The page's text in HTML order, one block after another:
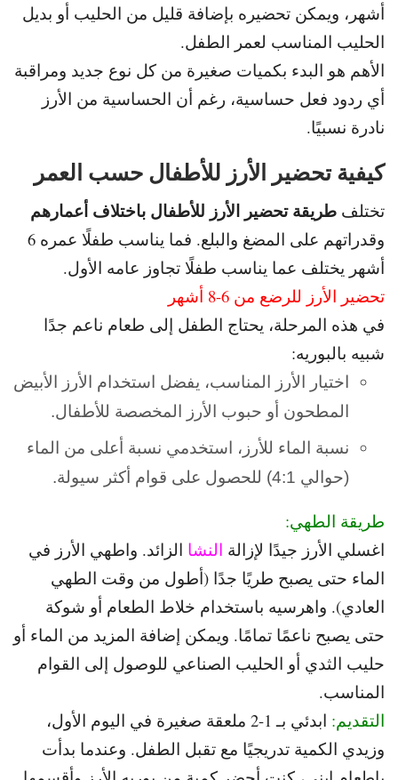
أشهر، ويمكن تحضيره بإضافة قليل من الحليب أو بديل
الحليب المناسب لعمر الطفل.
الأهم هو البدء بكميات صغيرة من كل نوع جديد ومراقبة
أي ردود فعل حساسية، رغم أن الحساسية من الأرز
نادرة نسبيًا.
كيفية تحضير الأرز للأطفال حسب العمر
تختلف طريقة تحضير الأرز للأطفال باختلاف أعمارهم
وقدراتهم على المضغ والبلع.
فما يناسب طفلًا عمره 6
أشهر يختلف عما يناسب طفلًا تجاوز عامه الأول.
تحضير الأرز للرضع من 6-8 أشهر
في هذه المرحلة، يحتاج الطفل إلى طعام ناعم جدًا
شبيه بالبوريه:
اختيار الأرز المناسب، يفضل استخدام الأرز الأبيض
المطحون أو حبوب الأرز المخصصة للأطفال.
نسبة الماء للأرز، استخدمي نسبة أعلى من الماء
(حوالي 4:1) للحصول على قوام أكثر سيولة.
طريقة الطهي:
اغسلي الأرز جيدًا لإزالة النشا الزائد. واطهي الأرز في
الماء حتى يصبح طريًا جدًا (أطول من وقت الطهي
العادي). واهرسيه باستخدام خلاط الطعام أو شوكة
حتى يصبح ناعمًا تمامًا. ويمكن إضافة المزيد من الماء أو
حليب الثدي أو الحليب الصناعي للوصول إلى القوام
المناسب.
التقديم:
ابدئي بـ 1-2 ملعقة صغيرة في اليوم الأول،
وزيدي الكمية تدريجيًا مع تقبل الطفل. وعندما بدأت